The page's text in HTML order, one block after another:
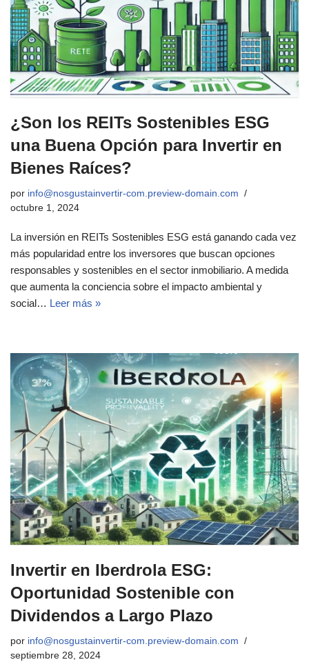
¿Son los REITs Sostenibles ESG
una Buena Opción para Invertir en
Bienes Raíces?
por info@nosgustainvertir-com.preview-domain.com
octubre 1, 2024
La inversión en REITs Sostenibles ESG está ganando cada vez
más popularidad entre los inversores que buscan opciones
responsables y sostenibles en el sector inmobiliario. A medida
que aumenta la conciencia sobre el impacto ambiental y
social… Leer más »
Invertir en Iberdrola ESG:
Oportunidad Sostenible con
Dividendos a Largo Plazo
por info@nosgustainvertir-com.preview-domain.com
septiembre 28, 2024